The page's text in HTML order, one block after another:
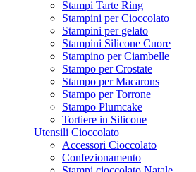
Stampi Tarte Ring
Stampini per Cioccolato
Stampini per gelato
Stampini Silicone Cuore
Stampino per Ciambelle
Stampo per Crostate
Stampo per Macarons
Stampo per Torrone
Stampo Plumcake
Tortiere in Silicone
Utensili Cioccolato
Accessori Cioccolato
Confezionamento